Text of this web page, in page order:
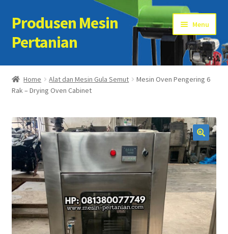
Skip
to
navigation
Skip
to
content
Produsen Mesin
Pertanian
Menu
Home
Artikel
Cart
Checkout
Kontak Kami
My account
Sample Page
Home Alat dan Mesin Gula Semut
Mesin Oven Pengering 6
Rak – Drying Oven Cabinet